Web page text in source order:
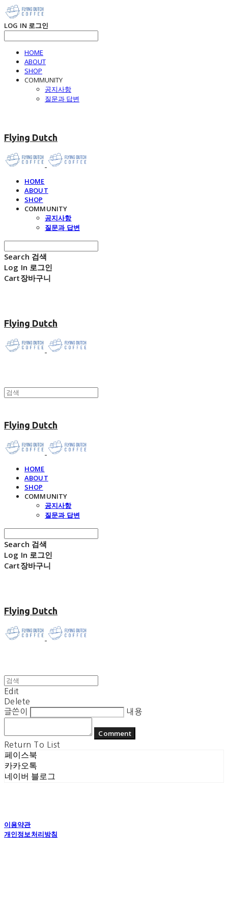
LOG IN 로그인
HOME
ABOUT
SHOP
COMMUNITY
공지사항
질문과 답변
Flying Dutch
HOME
ABOUT
SHOP
COMMUNITY
공지사항
질문과 답변
Search 검색
Log In 로그인
Cart장바구니
Flying Dutch
Flying Dutch
HOME
ABOUT
SHOP
COMMUNITY
공지사항
질문과 답변
Search 검색
Log In 로그인
Cart장바구니
Flying Dutch
Edit
Delete
글쓴이
내용
Comment
Return To List
페이스북
카카오톡
네이버 블로그
이용약관
개인정보처리방침